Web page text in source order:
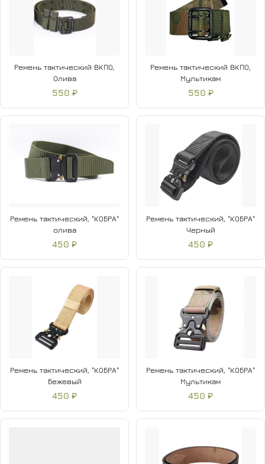
Ремень тактический ВКПО,
Олива
550 ₽
Ремень тактический ВКПО,
Мультикам
550 ₽
Ремень тактический, "КОБРА"
олива
450 ₽
Ремень тактический, "КОБРА"
Черный
450 ₽
Ремень тактический, "КОБРА"
Бежевый
450 ₽
Ремень тактический, "КОБРА"
Мультикам
450 ₽